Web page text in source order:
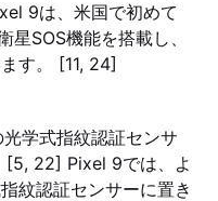
9は、米国で初めて
SOS機能を搭載し、
す。 [11, 24]
学式指紋認証センサ
[5, 22] Pixel 9では、よ
紋認証センサーに置き